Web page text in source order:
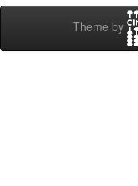
Theme by